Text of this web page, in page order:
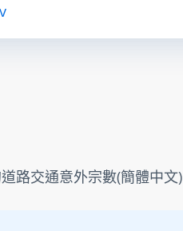
路交通意外宗數(簡體中文)